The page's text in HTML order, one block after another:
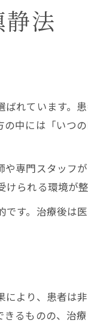
法
れています。
中には「いつ
専門スタッフ
られる環境が整
す。治療後は
より、患者は
るものの、治